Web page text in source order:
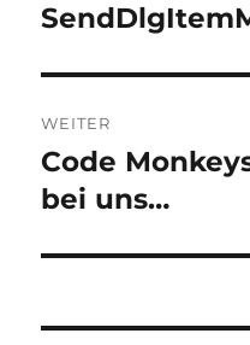
WEITER
Nächster
Beitrag:
Code
bei uns…